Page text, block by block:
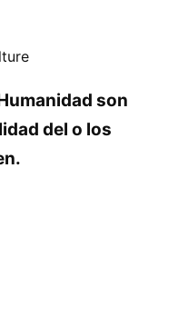
son
del o los